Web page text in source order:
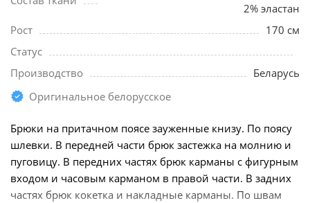
2% эластан
Рост
170 см
Статус
Производство
Беларусь
Оригинальное белорусское
Брюки на притачном поясе зауженные книзу. По поясу
шлевки. В передней части брюк застежка на молнию и
пуговицу. В передних частях брюк карманы с фигурным
входом и часовым карманом в правой части. В задних
частях брюк кокетка и накладные карманы. По швам